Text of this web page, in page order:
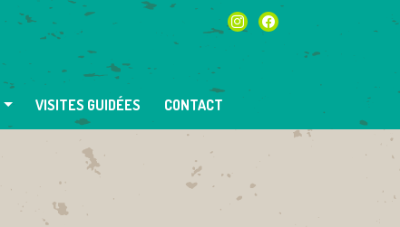
instagramfacebook
VISITES GUIDÉES CONTACT